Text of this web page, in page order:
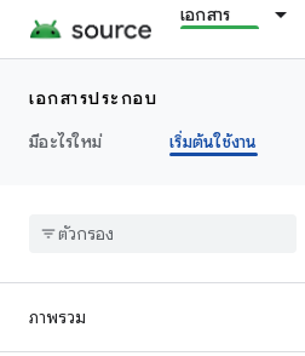
เอกสาร
เอกสารประกอบ
มีอะไรใหม่
เริ่มต้นใช้งาน
ภาพรวม